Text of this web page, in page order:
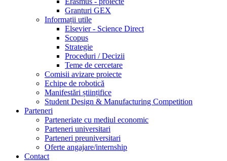
Granturi GEX
Informații utile
Elsevier - Science Direct
Scopus
Strategie
Proceduri / Decizii
Teme de cercetare
Comisii avizare proiecte
Echipe de robotică
Manifestări științifice
Student Design & Manufacturing Competition
Parteneri
Parteneriate cu mediul economic
Parteneri universitari
Parteneri preuniversitari
Oferte angajare/internship
Contact